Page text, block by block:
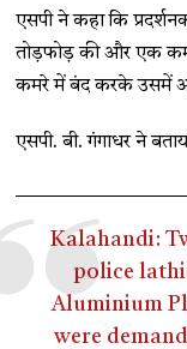
एसपी ने कहा कि
तोड़फोड़ की और एक
कमरे में बंद करके उसमें
एसपी. बी. गंगाधर ने
Kalahandi:
police
Aluminium
were